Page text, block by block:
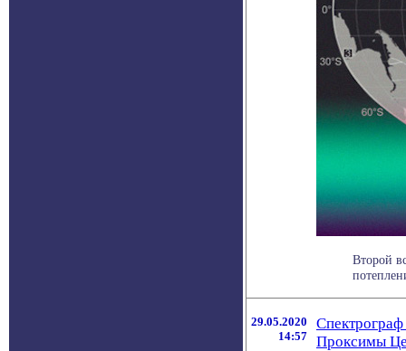
Второй
29.05.2020
14:57
Спектрограф
Проксимы